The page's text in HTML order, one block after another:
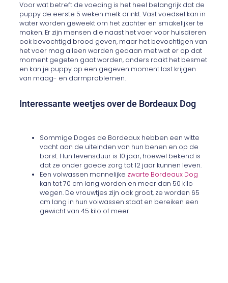
Voor wat betreft de voeding is het heel belangrijk dat de
puppy de eerste 5 weken melk drinkt. Vast voedsel kan in
water worden geweekt om het zachter en smakelijker te
maken. Er zijn mensen die naast het voer voor huisdieren
ook bevochtigd brood geven, maar het bevochtigen van
het voer mag alleen worden gedaan met wat er op dat
moment gegeten gaat worden, anders raakt het besmet
en kan je puppy op een gegeven moment last krijgen
van maag- en darmproblemen.
Interessante weetjes over de Bordeaux Dog
Sommige Doges de Bordeaux hebben een witte
vacht aan de uiteinden van hun benen en op de
borst. Hun levensduur is 10 jaar, hoewel bekend is
dat ze onder goede zorg tot 12 jaar kunnen leven.
Een volwassen mannelijke zwarte Bordeaux Dog
kan tot 70 cm lang worden en meer dan 50 kilo
wegen. De vrouwtjes zijn ook groot, ze worden 65
cm lang in hun volwassen staat en bereiken een
gewicht van 45 kilo of meer.